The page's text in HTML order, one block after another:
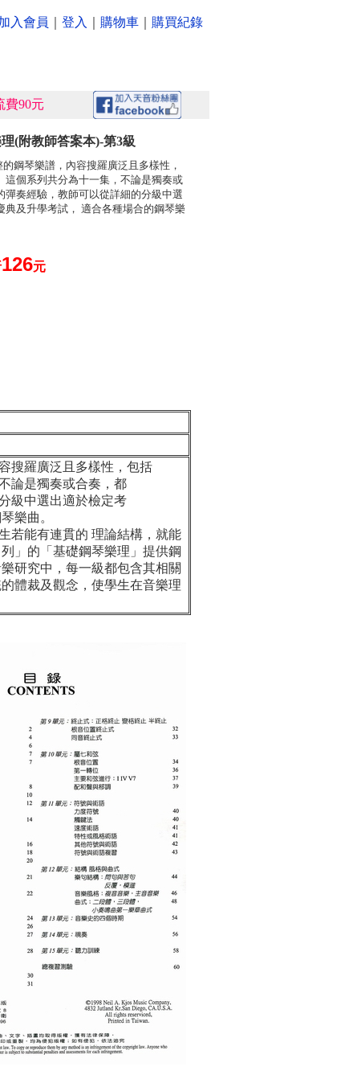
入會員 登入 購物車 購買紀錄
費90元
(附教師答案本)-第3級
鋼琴樂譜，內容搜羅廣泛且多樣性，
這個系列共分為十一集，不論是獨奏或
奏經驗，教師可以從詳細的分級中選
及升學考試， 適合各種場合的鋼琴樂
126元
羅廣泛且多樣性，包括
論是獨奏或合奏，都
級中選出適於檢定考
樂曲。
能有連貫的 理論結構，就能
」的「基礎鋼琴樂理」提供鋼
研究中，每一級都包含其相關
體裁及觀念，使學生在音樂理